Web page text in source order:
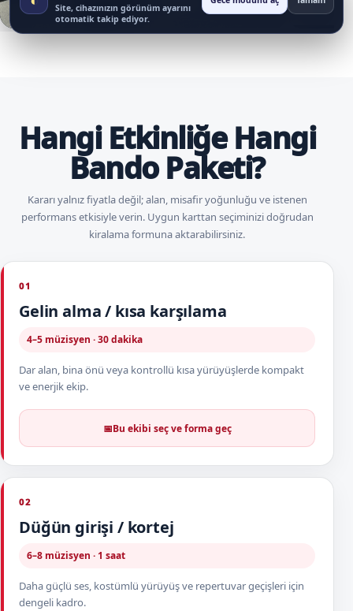
Videoyu oynat Videoyu
Hangi Etkinliğe Hangi
Bando Paketi?
Kararı yalnız fiyatla değil; alan, misafir yoğunluğu ve istenen
performans etkisiyle verin. Uygun karttan seçiminizi doğrudan
kiralama formuna aktarabilirsiniz.
01
Gelin alma / kısa karşılama
4–5 müzisyen · 30 dakika
Dar alan, bina önü veya kontrollü kısa yürüyüşlerde kompakt
ve enerjik ekip.
📅Bu ekibi seç ve forma geç
02
Düğün girişi / kortej
6–8 müzisyen · 1 saat
Daha güçlü ses, kostümlü yürüyüş ve repertuvar geçişleri için
dengeli kadro.
Site, cihazınızın görünüm ayarını
otomatik takip ediyor.